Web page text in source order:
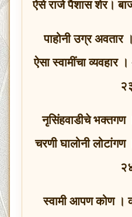
ऐसे राजे पैशास शेर।
पाहोनी उग्र
ऐसा स्वामींचा
नृसिंहवाडीचे भक्तगण
चरणी घालोनी लोटांगण
स्वामी आपण कोण ।